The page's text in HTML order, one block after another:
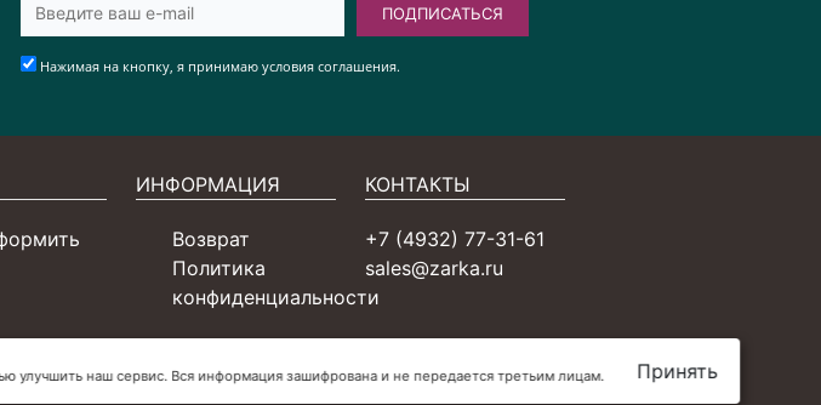
ПОДПИСАТЬСЯ
Нажимая на кнопку, я принимаю условия соглашения.
ИНФОРМАЦИЯ
Возврат
Политика
конфиденциальности
КОНТАКТЫ
+7 (4932) 77-31-61
sales@zarka.ru
улучшить наш сервис. Вся информация зашифрована и не передается третьим лицам. Принять